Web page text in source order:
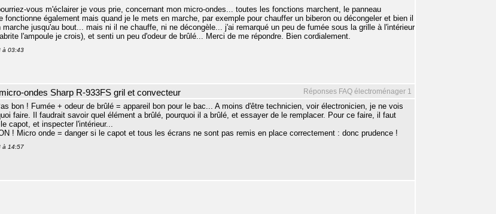
vous m'éclairer je vous prie, concernant mon micro-ondes... toutes les fonctions marchent, le panneau
fonctionne également mais quand je le mets en marche, par exemple pour chauffer un biberon ou décongeler et bien il
marche jusqu'au bout... mais ni il ne chauffe, ni ne décongèle... j'ai remarqué un peu de fumée sous la grille à l'intérieur
l'ampoule je crois), et senti un peu d'odeur de brûlé... Merci de me répondre. Bien cordialement.
à 03:43
Réponses FAQ électroménager 1
ondes Sharp R-933FS gril et convecteur
bon ! Fumée + odeur de brûlé = appareil bon pour le bac... A moins d'être technicien, voir électronicien, je ne vois
faire. Il faudrait savoir quel élément a brûlé, pourquoi il a brûlé, et essayer de le remplacer. Pour ce faire, il faut
capot, et inspecter l'intérieur...
! Micro onde = danger si le capot et tous les écrans ne sont pas remis en place correctement : donc prudence !
à 14:57